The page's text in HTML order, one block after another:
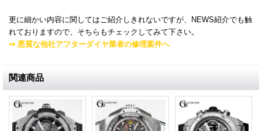
更に細かい内容に関してはご紹介しきれないですが、NEWS紹介でも触
れておりますので、そちらもチェックしてみて下さい。
⇒ 悪質な他社アフターダイヤ業者の修理案件へ
関連商品